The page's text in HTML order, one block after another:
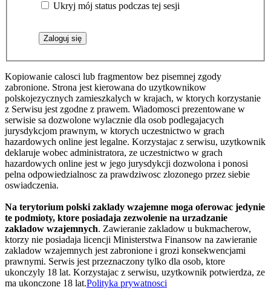
Ukryj mój status podczas tej sesji
Kopiowanie calosci lub fragmentow bez pisemnej zgody
zabronione. Strona jest kierowana do uzytkownikow
polskojezycznych zamieszkalych w krajach, w ktorych korzystanie
z Serwisu jest zgodne z prawem. Wiadomosci prezentowane w
serwisie sa dozwolone wylacznie dla osob podlegajacych
jurysdykcjom prawnym, w ktorych uczestnictwo w grach
hazardowych online jest legalne. Korzystajac z serwisu, uzytkownik
deklaruje wobec administratora, ze uczestnictwo w grach
hazardowych online jest w jego jurysdykcji dozwolona i ponosi
pelna odpowiedzialnosc za prawdziwosc zlozonego przez siebie
oswiadczenia.
Na terytorium polski zaklady wzajemne moga oferowac jedynie
te podmioty, ktore posiadaja zezwolenie na urzadzanie
zakladow wzajemnych. Zawieranie zakladow u bukmacherow,
ktorzy nie posiadaja licencji Ministerstwa Finansow na zawieranie
zakladow wzajemnych jest zabronione i grozi konsekwencjami
prawnymi. Serwis jest przeznaczony tylko dla osob, ktore
ukonczyly 18 lat. Korzystajac z serwisu, uzytkownik potwierdza, ze
ma ukonczone 18 lat.Polityka prywatnosci